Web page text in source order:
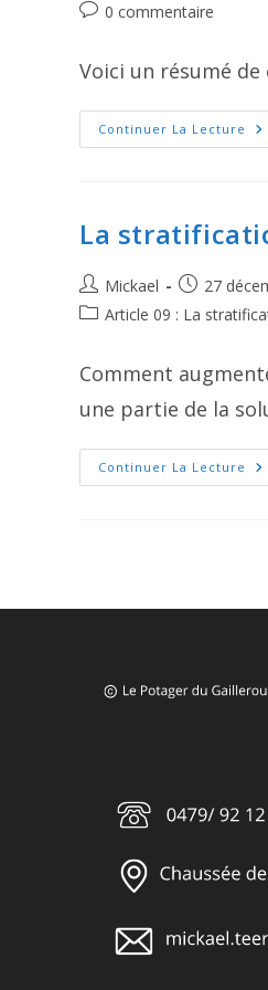
publication :
category:
Commentaires
publication :
0 commentaire
Voici un résumé
Continuer La Lecture Que
La
Auteur/autrice
de
Mickael
Publication
publiée :
27
PostArticle 09 : La
Comment
une partie de la
Continuer La Lecture La